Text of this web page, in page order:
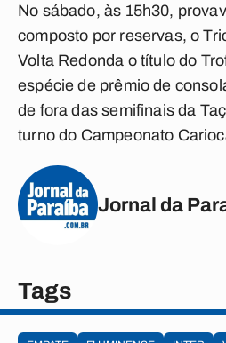
No sábado, às 15h30,
composto por reservas, o
Volta Redonda o título do
espécie de prêmio de
de fora das semifinais da
turno do Campeonato
Jornal da
Tags